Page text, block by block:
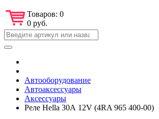
Товаров: 0
0 руб.
Автооборудование
Автоаксессуары
Аксессуары
Реле Hella 30А 12V (4RA 965 400-00)